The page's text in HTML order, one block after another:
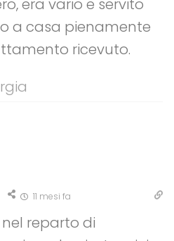
era vario e servito
a casa pienamente
ricevuto.
11 mesi fa
reparto di